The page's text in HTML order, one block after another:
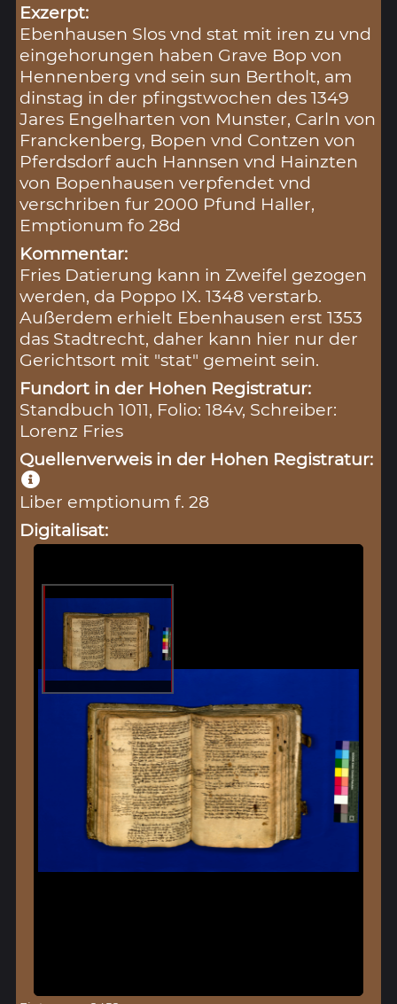
Exzerpt:
Ebenhausen Slos vnd stat mit iren zu vnd
eingehorungen haben Grave Bop von
Hennenberg vnd sein sun Bertholt, am
dinstag in der pfingstwochen des 1349
Jares Engelharten von Munster, Carln von
Franckenberg, Bopen vnd Contzen von
Pferdsdorf auch Hannsen vnd Hainzten
von Bopenhausen verpfendet vnd
verschriben fur 2000 Pfund Haller,
Emptionum fo 28d
Kommentar:
Fries Datierung kann in Zweifel gezogen
werden, da Poppo IX. 1348 verstarb.
Außerdem erhielt Ebenhausen erst 1353
das Stadtrecht, daher kann hier nur der
Gerichtsort mit "stat" gemeint sein.
Fundort in der Hohen Registratur:
Standbuch 1011, Folio: 184v, Schreiber:
Lorenz Fries
Quellenverweis in der Hohen Registratur:
Liber emptionum f. 28
Digitalisat: